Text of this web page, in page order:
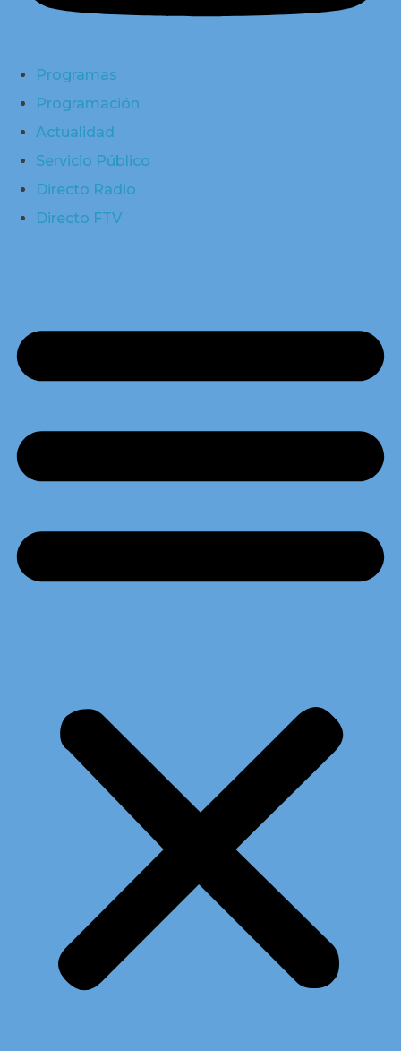
Programas
Programación
Actualidad
Servicio Público
Directo Radio
Directo FTV